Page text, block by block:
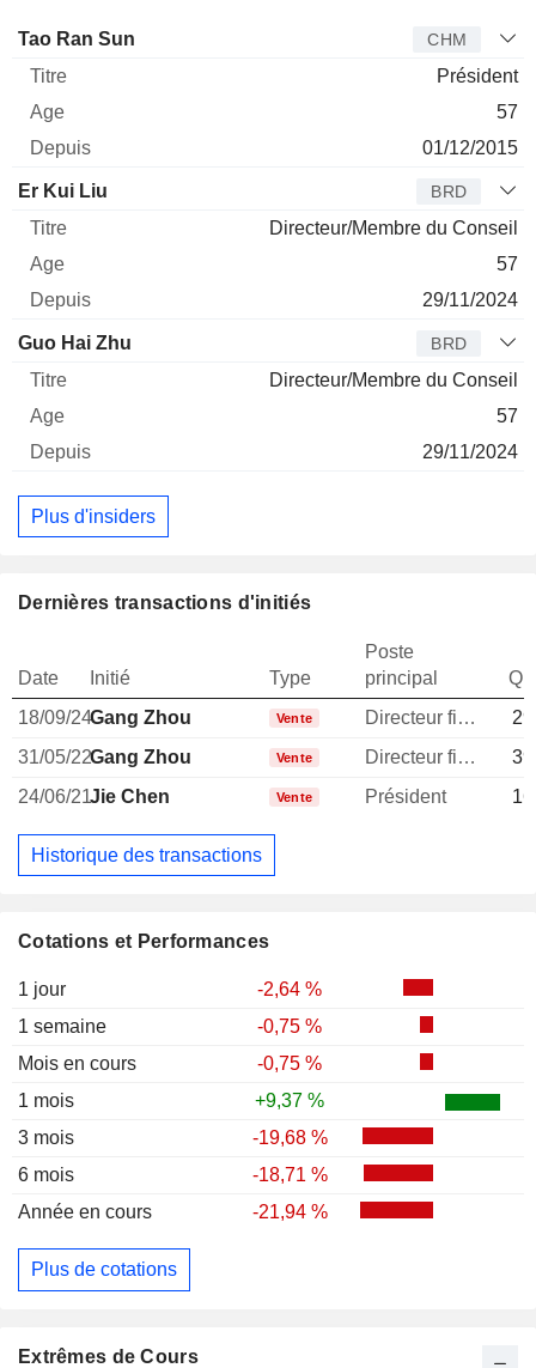
Cotations et Performances
1 jour
-2,64 %
1 semaine
-0,75 %
Mois en cours
-0,75 %
1 mois
+9,37 %
3 mois
-19,68 %
6 mois
-18,71 %
Année en cours
-21,94 %
Plus de cotations
Extrêmes de Cours
Administrateur
Tao Ran Sun CHM
Président
57
01/12/2015
Er Kui Liu BRD
Directeur/Membre du Conseil
57
29/11/2024
Guo Hai Zhu BRD
Directeur/Membre du Conseil
57
29/11/2024
Plus d'insiders
Dernières transactions d'initiés
Date Initié Type
Poste
principal
18/09/24Gang Zhou Vente Directeur financier
31/05/22Gang Zhou Vente Directeur financier
24/06/21Jie Chen Vente Président
Historique des transactions